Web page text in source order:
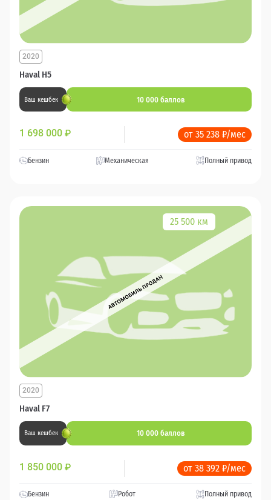
Haval H5
2020
Ваш кешбек 10 000 баллов
1 698 000 ₽ от 35 238 ₽/мес
Бензин Механическая Полный привод
25 500 км
Haval F7
2020
Ваш кешбек 10 000 баллов
1 850 000 ₽ от 38 392 ₽/мес
Бензин Робот Полный привод